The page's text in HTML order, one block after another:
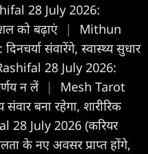
28 July 2026:
को बढ़ाएं |
Mithun
संवारेंगे, स्वास्थ्य सुधार
28 July 2026:
न लें |
Mesh Tarot
बना रहेगा, शारीरिक
28 July 2026 (करियर
के नए अवसर प्राप्त होंगे,